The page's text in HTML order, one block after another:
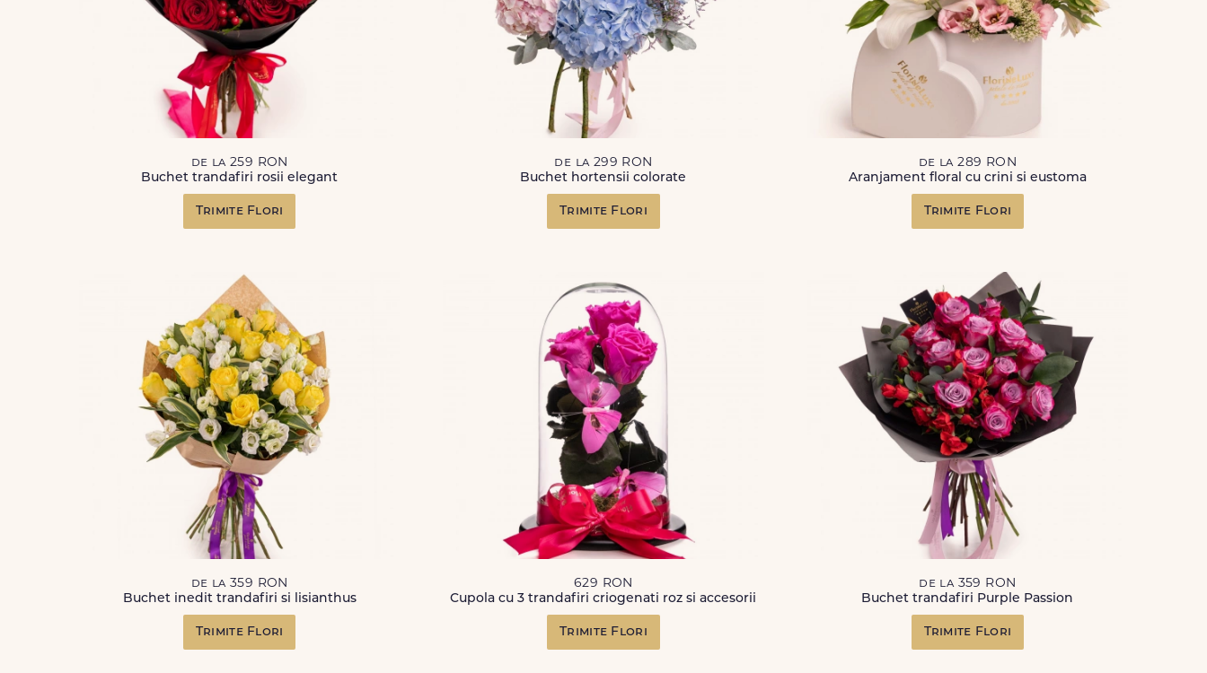
de la 259 RON
Buchet trandafiri rosii elegant
Trimite Flori
de la 299 RON
Buchet hortensii colorate
Trimite Flori
de la 289 RON
Aranjament floral cu crini si eustoma
Trimite Flori
de la 359 RON
Buchet inedit trandafiri si lisianthus
Trimite Flori
629 RON
Cupola cu 3 trandafiri criogenati roz si accesorii
Trimite Flori
de la 359 RON
Buchet trandafiri Purple Passion
Trimite Flori